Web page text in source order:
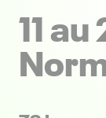
11